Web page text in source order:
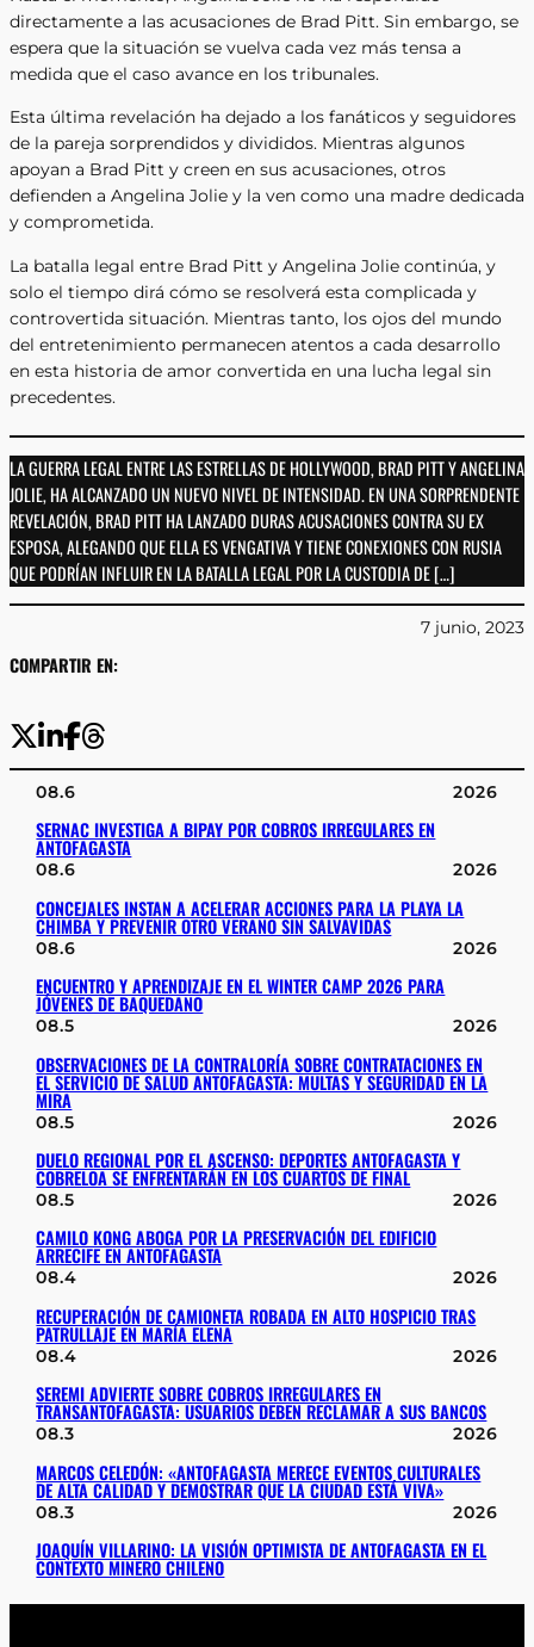
directamente a las acusaciones de Brad Pitt. Sin embargo, se
espera que la situación se vuelva cada vez más tensa a
medida que el caso avance en los tribunales.
Esta última revelación ha dejado a los fanáticos y seguidores
de la pareja sorprendidos y divididos. Mientras algunos
apoyan a Brad Pitt y creen en sus acusaciones, otros
defienden a Angelina Jolie y la ven como una madre dedicada
y comprometida.
La batalla legal entre Brad Pitt y Angelina Jolie continúa, y
solo el tiempo dirá cómo se resolverá esta complicada y
controvertida situación. Mientras tanto, los ojos del mundo
del entretenimiento permanecen atentos a cada desarrollo
en esta historia de amor convertida en una lucha legal sin
precedentes.
LA GUERRA LEGAL ENTRE LAS ESTRELLAS DE HOLLYWOOD, BRAD PITT Y ANGELINA
JOLIE, HA ALCANZADO UN NUEVO NIVEL DE INTENSIDAD. EN UNA SORPRENDENTE
REVELACIÓN, BRAD PITT HA LANZADO DURAS ACUSACIONES CONTRA SU EX
ESPOSA, ALEGANDO QUE ELLA ES VENGATIVA Y TIENE CONEXIONES CON RUSIA
QUE PODRÍAN INFLUIR EN LA BATALLA LEGAL POR LA CUSTODIA DE […]
COMPARTIR EN:
7 junio, 2023
08.6 2026
SERNAC INVESTIGA A BIPAY POR COBROS IRREGULARES EN
ANTOFAGASTA
08.6 2026
CONCEJALES INSTAN A ACELERAR ACCIONES PARA LA PLAYA LA
CHIMBA Y PREVENIR OTRO VERANO SIN SALVAVIDAS
08.6 2026
ENCUENTRO Y APRENDIZAJE EN EL WINTER CAMP 2026 PARA
JÓVENES DE BAQUEDANO
08.5 2026
OBSERVACIONES DE LA CONTRALORÍA SOBRE CONTRATACIONES EN
EL SERVICIO DE SALUD ANTOFAGASTA: MULTAS Y SEGURIDAD EN LA
MIRA
08.5 2026
DUELO REGIONAL POR EL ASCENSO: DEPORTES ANTOFAGASTA Y
COBRELOA SE ENFRENTARÁN EN LOS CUARTOS DE FINAL
08.5 2026
CAMILO KONG ABOGA POR LA PRESERVACIÓN DEL EDIFICIO
ARRECIFE EN ANTOFAGASTA
08.4 2026
RECUPERACIÓN DE CAMIONETA ROBADA EN ALTO HOSPICIO TRAS
PATRULLAJE EN MARÍA ELENA
08.4 2026
SEREMI ADVIERTE SOBRE COBROS IRREGULARES EN
TRANSANTOFAGASTA: USUARIOS DEBEN RECLAMAR A SUS BANCOS
08.3 2026
MARCOS CELEDÓN: «ANTOFAGASTA MERECE EVENTOS CULTURALES
DE ALTA CALIDAD Y DEMOSTRAR QUE LA CIUDAD ESTÁ VIVA»
08.3 2026
JOAQUÍN VILLARINO: LA VISIÓN OPTIMISTA DE ANTOFAGASTA EN EL
CONTEXTO MINERO CHILENO